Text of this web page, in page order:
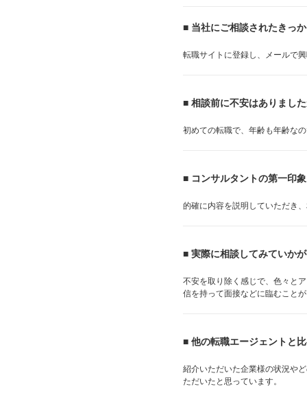
■ 当社にご相談されたきっ
転職サイトに登録し、メールで
■ 相談前に不安はありまし
初めての転職で、年齢も年齢な
■ コンサルタントの第一印
的確に内容を説明していただき
■ 実際に相談してみていか
不安を取り除く感じで、色々と
信を持って面接などに臨むこと
■ 他の転職エージェントと
紹介いただいた企業様の状況や
ただいたと思っています。